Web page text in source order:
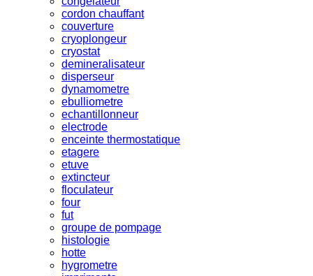
cordon chauffant
couverture
cryoplongeur
cryostat
demineralisateur
disperseur
dynamometre
ebulliometre
echantillonneur
electrode
enceinte thermostatique
etagere
etuve
extincteur
floculateur
four
fut
groupe de pompage
histologie
hotte
hygrometre